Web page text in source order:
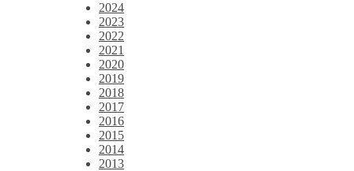
2024
2023
2022
2021
2020
2019
2018
2017
2016
2015
2014
2013